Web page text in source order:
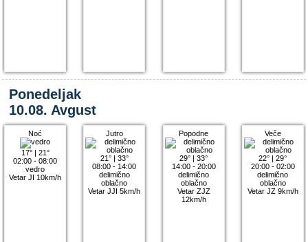
Ponedeljak
10.08. Avgust
Noć
17°| 21°
02:00 - 08:00
vedro
Vetar JI 10km/h
Jutro
21°| 33°
08:00 - 14:00
delimično
oblačno
Vetar JJI 5km/h
Popodne
29° |33°
14:00 - 20:00
delimično
oblačno
Vetar ZJZ
12km/h
Veče
22° |29°
20:00 - 02:00
delimično
oblačno
Vetar JZ 9km/h